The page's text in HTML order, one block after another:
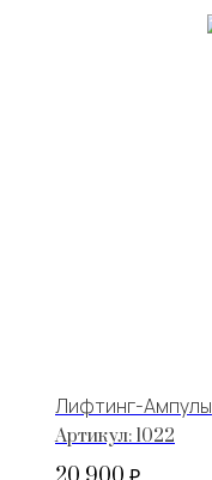
Лифтинг-Ампулы
Артикул: 1022